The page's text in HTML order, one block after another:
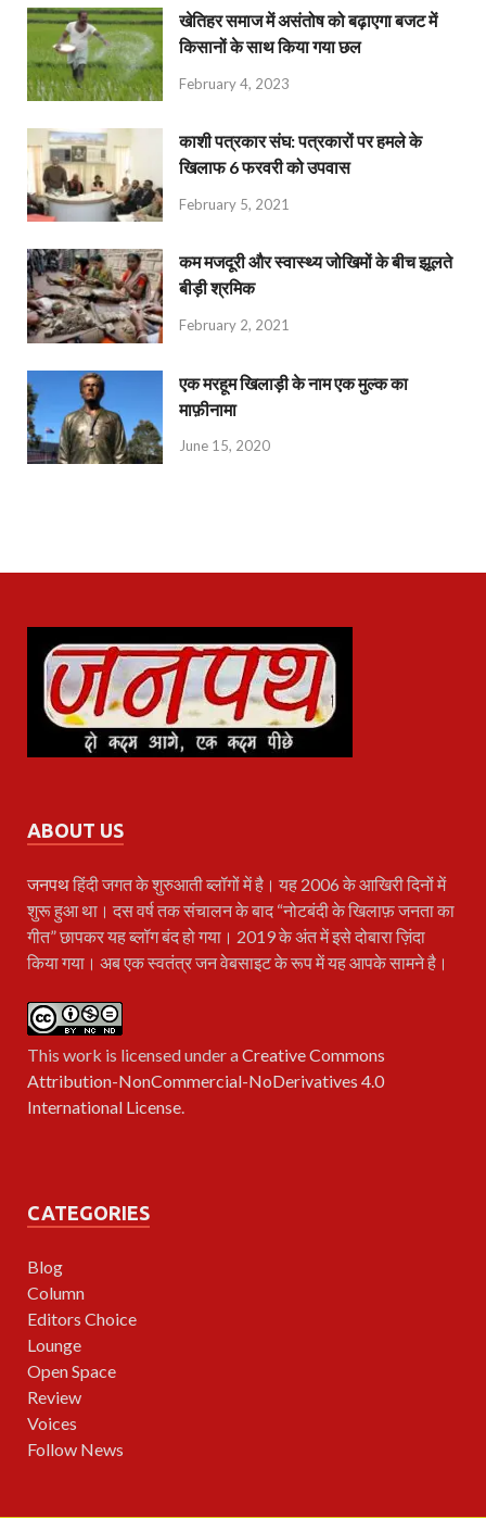
खेतिहर समाज में असंतोष को बढ़ाएगा बजट में
किसानों के साथ किया गया छल
February 4, 2023
काशी पत्रकार संघ: पत्रकारों पर हमले के
खिलाफ 6 फरवरी को उपवास
February 5, 2021
कम मजदूरी और स्वास्थ्य जोखिमों के बीच झूलते
बीड़ी श्रमिक
February 2, 2021
एक मरहूम खिलाड़ी के नाम एक मुल्क का
माफ़ीनामा
June 15, 2020
ABOUT US
जनपथहिंदी जगत के शुरुआती ब्लॉगों में है। यह 2006 के आखिरी दिनों में
शुरू हुआ था। दस वर्ष तक संचालन के बाद “नोटबंदी के खिलाफ़ जनता का
गीत” छापकर यह ब्लॉग बंद हो गया। 2019 के अंत में इसे दोबारा ज़िंदा
किया गया। अब एक स्वतंत्र जन वेबसाइट के रूप में यह आपके सामने है।
This work is licensed under aCreative Commons
Attribution-NonCommercial-NoDerivatives 4.0
International License
CATEGORIES
Blog
Column
Editors Choice
Lounge
Open Space
Review
Voices
Follow News